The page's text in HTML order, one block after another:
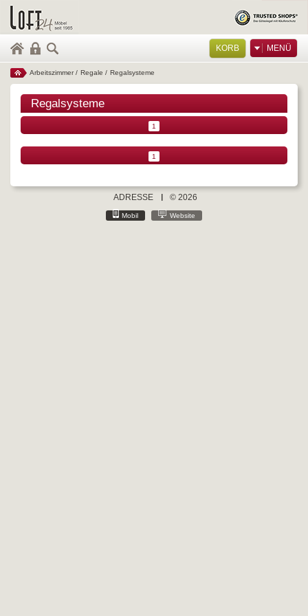
KORB MENÜ
Arbeitszimmer/ Regale / Regalsysteme
Regalsysteme
1
1
ADRESSE © 2026
Mobil Website